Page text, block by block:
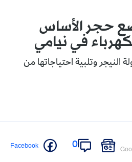
حجر الأساس
في نيامي
النيجر وتلبية احتياجاتها من
0
Facebook